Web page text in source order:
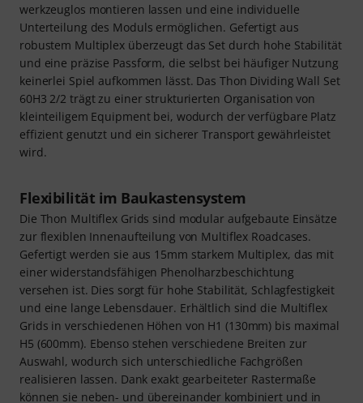
werkzeuglos montieren lassen und eine individuelle
Unterteilung des Moduls ermöglichen. Gefertigt aus
robustem Multiplex überzeugt das Set durch hohe Stabilität
und eine präzise Passform, die selbst bei häufiger Nutzung
keinerlei Spiel aufkommen lässt. Das Thon Dividing Wall Set
60H3 2/2 trägt zu einer strukturierten Organisation von
kleinteiligem Equipment bei, wodurch der verfügbare Platz
effizient genutzt und ein sicherer Transport gewährleistet
wird.
Flexibilität im Baukastensystem
Die Thon Multiflex Grids sind modular aufgebaute Einsätze
zur flexiblen Innenaufteilung von Multiflex Roadcases.
Gefertigt werden sie aus 15mm starkem Multiplex, das mit
einer widerstandsfähigen Phenolharzbeschichtung
versehen ist. Dies sorgt für hohe Stabilität, Schlagfestigkeit
und eine lange Lebensdauer. Erhältlich sind die Multiflex
Grids in verschiedenen Höhen von H1 (130mm) bis maximal
H5 (600mm). Ebenso stehen verschiedene Breiten zur
Auswahl, wodurch sich unterschiedliche Fachgrößen
realisieren lassen. Dank exakt gearbeiteter Rastermaße
können sie neben- und übereinander kombiniert und in